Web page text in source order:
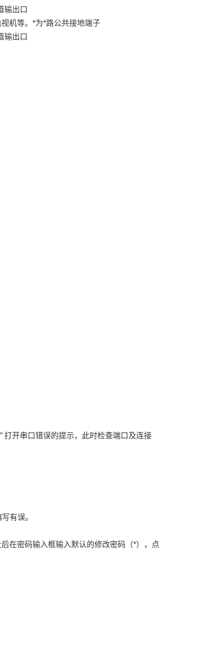
输出口
机等。*为*路公共接地端子
输出口
打开串口错误的提示，此时检查端口及连接
有误。
在密码输入框输入默认的修改密码（*），点